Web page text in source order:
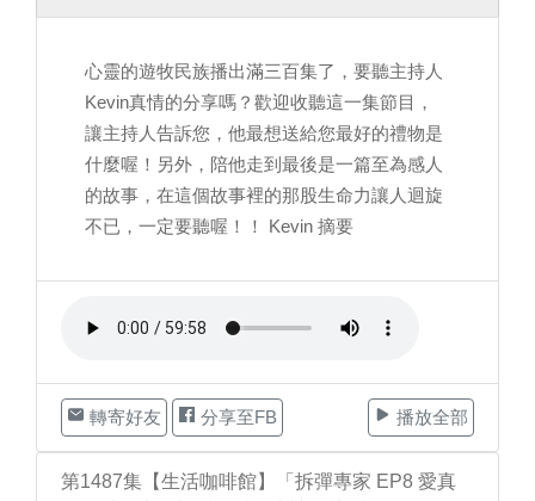
心靈的遊牧民族播出滿三百集了，要聽主持人
Kevin真情的分享嗎？歡迎收聽這一集節目，
讓主持人告訴您，他最想送給您最好的禮物是
什麼喔！另外，陪他走到最後是一篇至為感人
的故事，在這個故事裡的那股生命力讓人迴旋
不已，一定要聽喔！！ Kevin 摘要
轉寄好友 分享至FB 播放全部
第1487集【生活咖啡館】「拆彈專家 EP8 愛真